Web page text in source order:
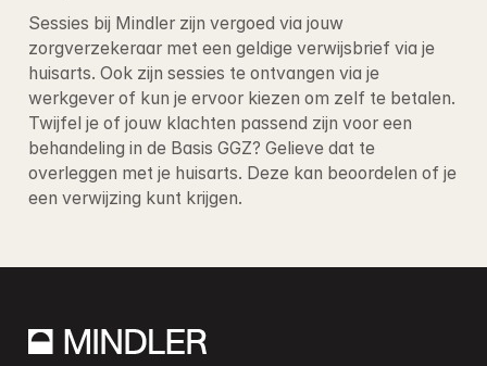
Sessies bij Mindler zijn vergoed via jouw
zorgverzekeraar met een geldige verwijsbrief via je
huisarts. Ook zijn sessies te ontvangen via je
werkgever of kun je ervoor kiezen om zelf te betalen.
Twijfel je of jouw klachten passend zijn voor een
behandeling in de Basis GGZ? Gelieve dat te
overleggen met je huisarts. Deze kan beoordelen of je
een verwijzing kunt krijgen.